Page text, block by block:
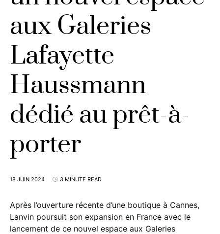
aux Galeries
Lafayette
Haussmann
dédié au prêt-à-
porter
18 JUIN 2024 3 MINUTE READ
Après l’ouverture récente d’une boutique à Cannes,
Lanvin poursuit son expansion en France avec le
lancement de ce nouvel espace aux Galeries